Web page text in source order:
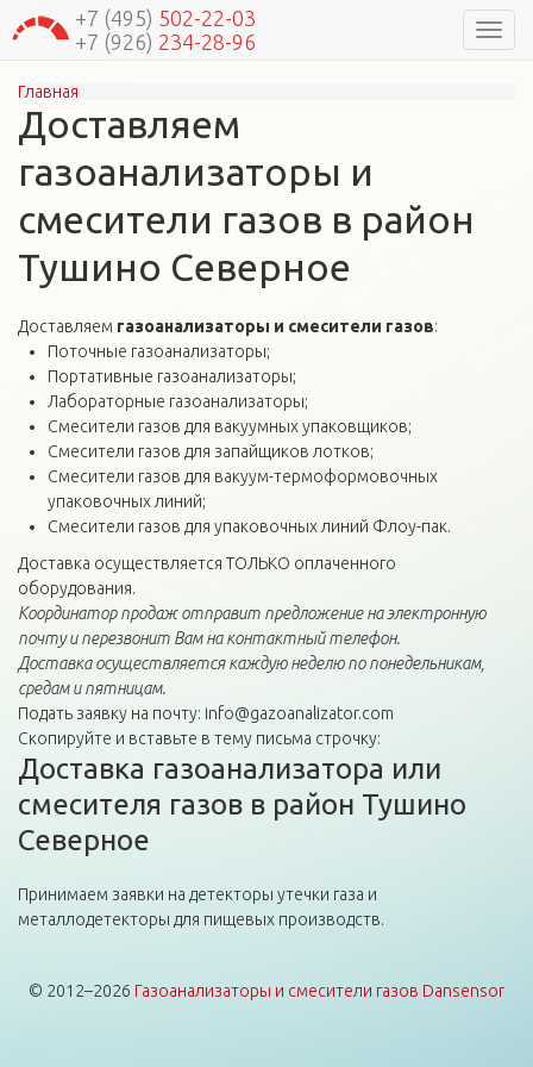
+7 (495) 502-22-03
+7 (926) 234-28-96
Вы здесь
Главная
Доставляем
газоанализаторы и
смесители газов в район
Тушино Северное
Доставляем газоанализаторы и смесители газов:
Поточные газоанализаторы;
Портативные газоанализаторы;
Лабораторные газоанализаторы;
Смесители газов для вакуумных упаковщиков;
Смесители газов для запайщиков лотков;
Смесители газов для вакуум-термоформовочных
упаковочных линий;
Смесители газов для упаковочных линий Флоу-пак.
Доставка осуществляется ТОЛЬКО оплаченного
оборудования.
Координатор продаж отправит предложение на электронную
почту и перезвонит Вам на контактный телефон.
Доставка осуществляется каждую неделю по понедельникам,
средам и пятницам.
Подать заявку на почту: info@gazoanalizator.com
Скопируйте и вставьте в тему письма строчку:
Доставка газоанализатора или
смесителя газов в район Тушино
Северное
Принимаем заявки на детекторы утечки газа и
металлодетекторы для пищевых производств.
© 2012–2026 Газоанализаторы и смесители газов Dansensor